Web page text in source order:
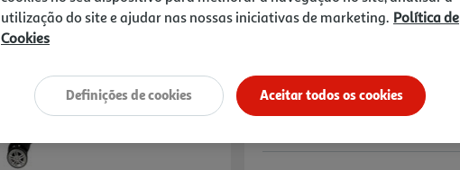
utilização do site e ajudar nas nossas iniciativas de marketing. Política de
Cookies
Aceitar todos os cookies
Definições de cookies